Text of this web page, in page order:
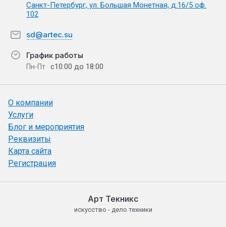
Санкт-Петербург, ул. Большая Монетная, д.16/5 оф.
102
sd@artec.su
График работы
Пн-Пт с10:00 до 18:00
О компании
Услуги
Блог и мероприятия
Реквизиты
Карта сайта
Регистрация
Арт Текникс
искусство - дело техники